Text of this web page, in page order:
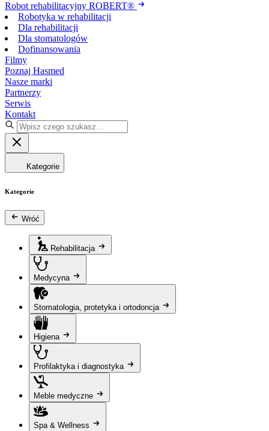
Robot rehabilitacyjny ROBERT®
Robotyka w rehabilitacji
Dla rehabilitacji
Dla stomatologów
Dofinansowania
Filmy
Poznaj Hasmed
Nasze marki
Partnerzy
Serwis
Kontakt
Kategorie
Kategorie
Wróć
Rehabilitacja
Medycyna
Stomatologia, protetyka i ortodoncja
Higiena
Profilaktyka i diagnostyka
Meble medyczne
Spa & Wellness